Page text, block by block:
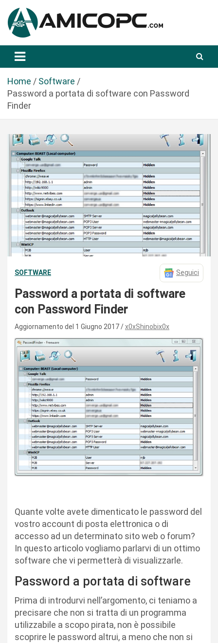
a
Amicopc.com
Home
Software
Password a portata di software con Password
Finder
SOFTWARE Seguici
Password a portata di software
con Password Finder
Aggiornamento del 1 Giugno 2017 x0xShinobix0x
Quante volte avete dimenticato le password del
vostro account di posta elettronica o di
accesso ad un determinato sito web o forum?
In questo articolo vogliamo parlarvi di un ottimo
software che vi permetterà di visualizzarle.
Password a portata di software
Prima di introdurvi nell’argomento, ci teniamo a
precisare che non si tratta di un programma
utilizzabile a scopo pirata, non è possibile
scoprire le password altrui, a meno che non si